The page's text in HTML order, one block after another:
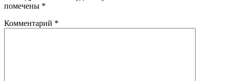
помечены *
Комментарий *